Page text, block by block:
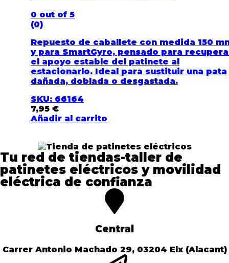
0 out of 5
(0)
Repuesto de caballete con medida 150
y para SmartGyro, pensado para
el apoyo estable del patinete al
estacionarlo. Ideal para sustituir una pata
dañada, doblada o desgastada.
SKU: 66164
7,95 €
Añadir al carrito
Tu red de tiendas-taller de
patinetes eléctricos y movilidad
eléctrica de confianza​
Central
Carrer Antonio Machado 29, 03204 Elx (Alacant)